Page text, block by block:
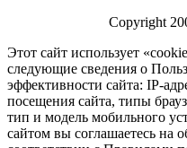
Copyright
Этот cайт использует
следующие сведения о
эффективности cайта: IP-
посещения cайта, типы
тип и модель мобильного
cайтом вы соглашаетесь на